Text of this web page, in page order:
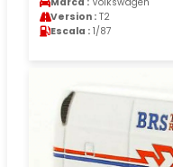
Version : T2
Escala : 1/87